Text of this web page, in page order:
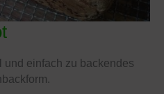
und einfach zu backendes